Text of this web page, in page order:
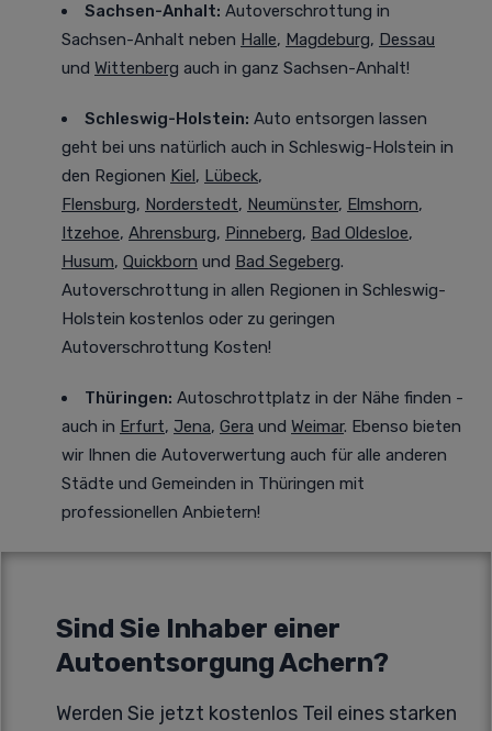
Sachsen-Anhalt: Autoverschrottung in
Sachsen-Anhalt neben Halle, Magdeburg, Dessau
und Wittenberg auch in ganz Sachsen-Anhalt!
Schleswig-Holstein: Auto entsorgen lassen
geht bei uns natürlich auch in Schleswig-Holstein in
den Regionen Kiel, Lübeck,
Flensburg, Norderstedt, Neumünster, Elmshorn,
Itzehoe, Ahrensburg, Pinneberg, Bad Oldesloe,
Husum, Quickborn und Bad Segeberg.
Autoverschrottung in allen Regionen in Schleswig-
Holstein kostenlos oder zu geringen
Autoverschrottung Kosten!
Thüringen: Autoschrottplatz in der Nähe finden -
auch in Erfurt, Jena, Gera und Weimar. Ebenso bieten
wir Ihnen die Autoverwertung auch für alle anderen
Städte und Gemeinden in Thüringen mit
professionellen Anbietern!
Sind Sie Inhaber einer
Autoentsorgung Achern?
Werden Sie jetzt kostenlos Teil eines starken